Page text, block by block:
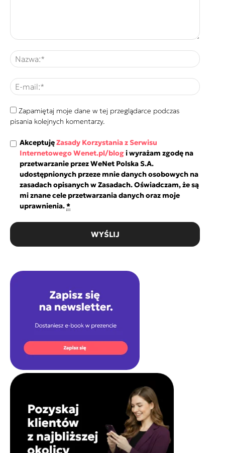
Zapamiętaj moje dane w tej przeglądarce podczas
pisania kolejnych komentarzy.
AkceptujęZasady Korzystania z Serwisu
Internetowego Wenet.pl/blogi wyrażam zgodę na
przetwarzanie przez WeNet Polska S.A.
udostępnionych przeze mnie danych osobowych na
zasadach opisanych w Zasadach. Oświadczam, że są
mi znane cele przetwarzania danych oraz moje
uprawnienia.*